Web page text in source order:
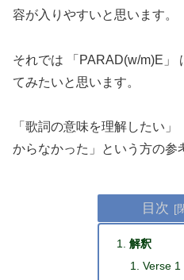
容が入りやすいと思います。
それでは 「PARAD(w/m)E」
てみたいと思います。
「歌詞の意味を理解したい
からなかった」という方の参
目次
解釈
Verse 1